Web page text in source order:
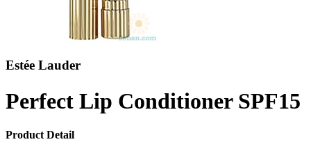
Estée Lauder
Perfect Lip Conditioner SPF15
Product Detail